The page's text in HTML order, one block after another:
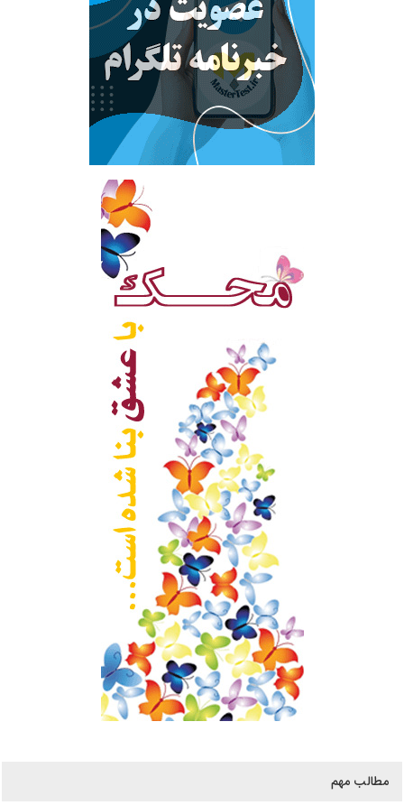
مطالب مهم